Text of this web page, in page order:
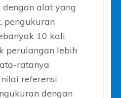
dengan alat yang
pengukuran
10 kali,
perulangan lebih
ratanya
referensi
dengan